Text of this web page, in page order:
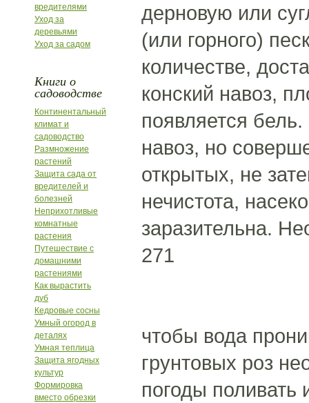
вредителями
Уход за
деревьями
Уход за садом
Книги о
садоводстве
Континентальный
климат и
садоводство
Размножение
растений
Защита сада от
вредителей и
болезней
Неприхотливые
комнатные
растения
Путешествие с
домашними
растениями
Как вырастить
дуб
Кедровые сосны
Умный огород в
деталях
Умная теплица
Защита ягодных
культур
Формировка
вместо обрезки
дерновую или
(или горного)
количестве,
конский навоз,
появляется
навоз, но
открытых, не
нечистота,
заразительна.
271
чтобы вода
грунтовых роз
погоды поливать